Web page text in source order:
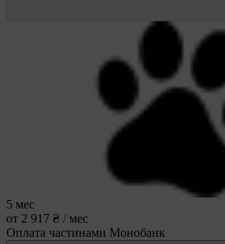
5 мес
от 2 917 ₴ / мес
Оплата частинами Монобанк